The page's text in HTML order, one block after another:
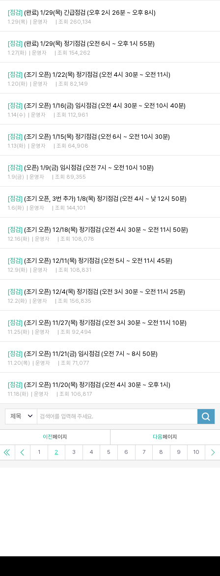
[점검] (완료) 1/29(목) 긴급점검 (오후 2시 26분 ~ 오후 8시)
1.29(목) 운영자 조회 260,134
[점검] (완료) 1/29(목) 정기점검 (오전 6시 ~ 오후 1시 55분)
1.27(화) 운영자 조회 154,262
[점검] (조기 오픈) 1/22(목) 정기점검 (오전 4시 30분 ~ 오전 11시)
1.20(화) 운영자 조회 82,149
[점검] (조기 오픈) 1/16(금) 임시점검 (오전 4시 30분 ~ 오전 10시 40분)
1.14(수) 운영자 조회 112,961
[점검] (조기 오픈) 1/15(목) 정기점검 (오전 6시 ~ 오전 10시 30분)
1.13(화) 운영자 조회 64,908
[점검] (오픈) 1/9(금) 임시점검 (오전 7시 ~ 오전 10시 10분)
1.9(금) 운영자 조회 89,355
[점검] (조기 오픈, 3번 추가) 1/8(목) 정기점검 (오전 4시 ~ 낮 12시 50분)
1.6(화) 운영자 조회 144,101
[점검] (조기 오픈) 12/18(목) 정기점검 (오전 4시 30분 ~ 오전 11시 50분)
12.16(화) 운영자 조회 108,078
[점검] (조기 오픈) 12/11(목) 정기점검 (오전 5시 ~ 오전 11시 45분)
12.9(화) 운영자 조회 108,831
[점검] (조기 오픈) 12/4(목) 정기점검 (오전 3시 30분 ~ 오전 11시 25분)
12.2(화) 운영자 조회 156,835
[점검] (조기 오픈) 11/27(목) 정기점검 (오전 3시 30분 ~ 오전 11시 10분)
11.25(화) 운영자 조회 92,494
[점검] (조기 오픈) 11/21(금) 임시점검 (오전 7시 ~ 8시 50분)
11.20(목) 운영자 조회 71,077
[점검] (조기 오픈) 11/20(목) 정기점검 (오전 4시 30분 ~ 오후 1시)
11.18(화) 운영자 조회 106,817
이전페이지 다음페이지
1 2 3 4 5 6 7 8 9 10